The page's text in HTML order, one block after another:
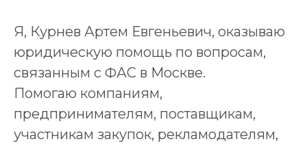
Я, Курнев Артем Евгеньевич, оказываю
юридическую помощь по вопросам,
связанным с ФАС в Москве.
Помогаю компаниям,
предпринимателям, поставщикам,
участникам закупок, рекламодателям,